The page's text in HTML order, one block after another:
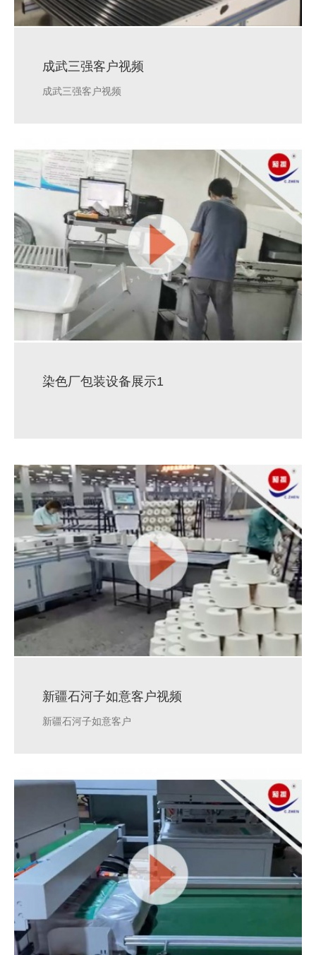
成武三强客户视频
成武三强客户视频
染色厂包装设备展示1
新疆石河子如意客户视频
新疆石河子如意客户